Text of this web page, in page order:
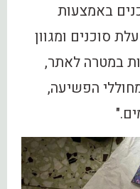
באמצעות
סוכנים ומגוון
במטרה לאתר,
הפשיעה,